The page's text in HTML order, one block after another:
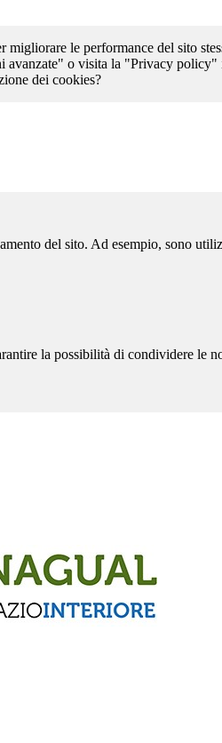
migliorare le performance del sito
avanzate" o visita la "Privacy
dei cookies?
del sito. Ad esempio, sono
la possibilità di condividere le